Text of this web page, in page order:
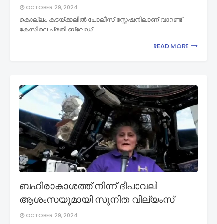
OCTOBER 29, 2024
കൊല്ലം. കടയ്ക്കലിൽ പോലീസ് സ്റ്റേഷനിലാണ് വാറണ്ട്
കേസിലെ പ്രതി ബ്ലേഡ്…
READ MORE
ബഹിരാകാശത്ത് നിന്ന് ദീപാവലി
ആശംസയുമായി സുനിത വില്യംസ്
OCTOBER 29, 2024